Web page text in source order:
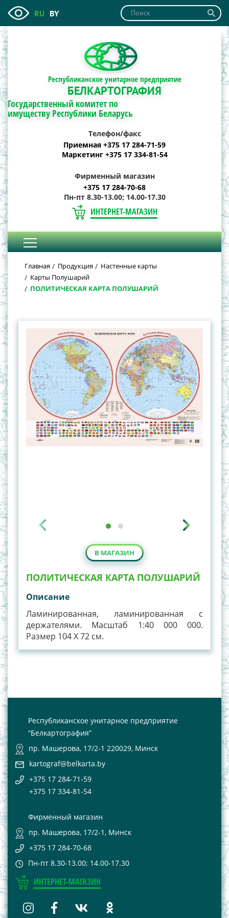
RU BY
Республиканское унитарное предприятие
БЕЛКАРТОГРАФИЯ
Государственный комитет по
имуществу Республики Беларусь
Телефон/факс
Приемная +375 17 284-71-59
Маркетинг +375 17 334-81-54
Фирменный магазин
+375 17 284-70-68
Пн-пт 8.30-13.00; 14.00-17.30
ИНТЕРНЕТ-МАГАЗИН
Главная Продукция
Настенные карты
Карты Полушарий
ПОЛИТИЧЕСКАЯ КАРТА ПОЛУШАРИЙ
В МАГАЗИН
ПОЛИТИЧЕСКАЯ КАРТА ПОЛУШАРИЙ
Описание
Ламинированная, ламинированная с
держателями. Масштаб 1:40 000 000.
Размер 104 Х 72 см.
Республиканское унитарное предприятие
“Белкартография”
пр. Машерова, 17/2-1 220029, Минск
kartograf@belkarta.by
+375 17 284-71-59
+375 17 334-81-54
Фирменный магазин
пр. Машерова, 17/2-1, Минск
+375 17 284-70-68
Пн-пт 8.30-13.00; 14.00-17.30
ИНТЕРНЕТ-МАГАЗИН